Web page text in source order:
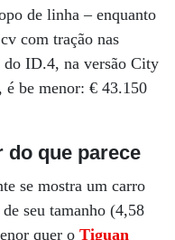
de linha – enquanto
com tração nas
do ID.4, na versão City
be menor: € 43.150
do que parece
se mostra um carro
seu tamanho (4,58
quer o Tiguan